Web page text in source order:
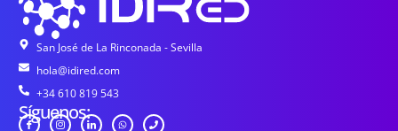
San José de La Rinconada - Sevilla
hola@idired.com
+34 610 819 543
Síguenos: